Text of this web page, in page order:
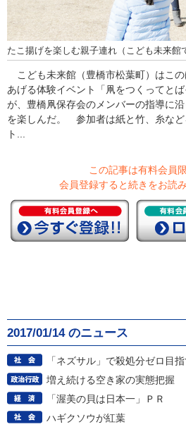
たこ揚げを楽しむ親子連れ（こども未来館
こども未来館（豊橋市松葉町）はこ
あげる体験イベント「凧をつくってと
が、豊橋凧保存会のメンバーの指導に
を楽しんだ。 参加者は紙と竹、糸など
ト...
この記事は有料会員
会員登録すると続きをお読
2017/01/14 のニュース
「ネズサル」で殺処分ゼロ目
増え続ける空き家の実態把握
「渥美の貝は日本一」ＰＲ
ハギクソウが紅葉